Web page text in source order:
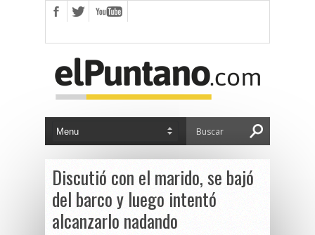
Discutió con el marido, se bajó
del barco y luego intentó
alcanzarlo nadando